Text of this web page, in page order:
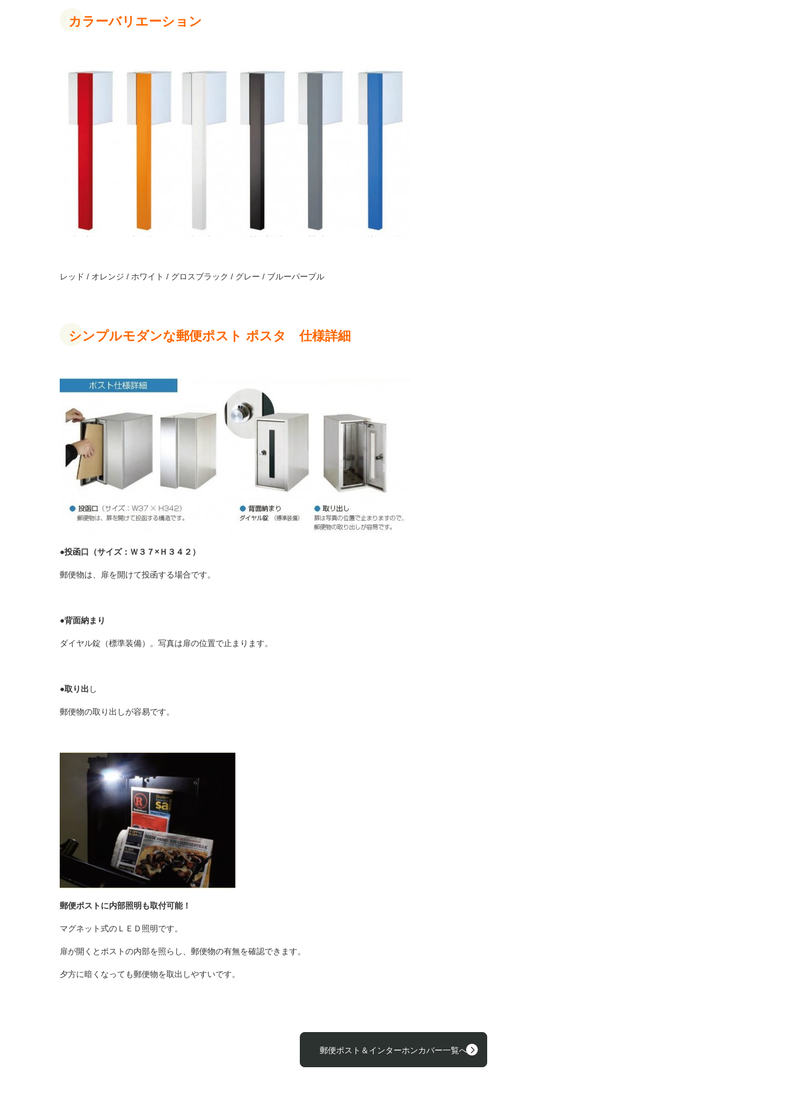
カラーバリエーション
レッド / オレンジ / ホワイト / グロスブラック / グレー / ブルーパープル
シンプルモダンな郵便ポスト ポスタ 仕様詳細
●投函口（サイズ：Ｗ３７ ×Ｈ３４２）
郵便物は、扉を開けて投函する場合です。
●背面納まり
ダイヤル錠（標準装備）。写真は扉の位置で止まります。
●取り出 し
郵便物の取り出しが容易です。
郵便ポストに内部照明も取付可能！
マグネット式のＬＥＤ照明です。
扉が開くとポストの内部を照らし、郵便物の有無を確認できます。
夕方に暗くなっても郵便物を取出しやすいです。
郵便ポスト＆インターホンカバー一覧へ